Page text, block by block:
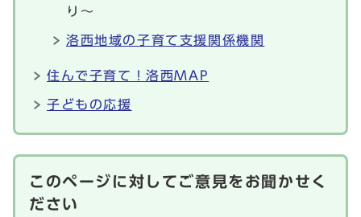
り～
洛西地域の子育て支援関係機関
住んで子育て！洛西MAP
子どもの応援
このページに対してご意見をお聞かせく
ださい